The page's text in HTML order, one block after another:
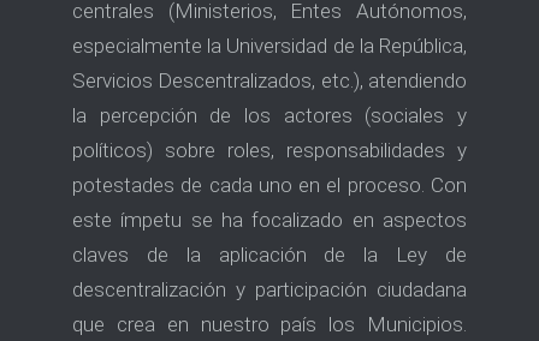
centrales (Ministerios, Entes Autónomos,
especialmente la Universidad de la República,
Servicios Descentralizados, etc.), atendiendo
la percepción de los actores (sociales y
políticos) sobre roles, responsabilidades y
potestades de cada uno en el proceso. Con
este ímpetu se ha focalizado en aspectos
claves de la aplicación de la Ley de
descentralización y participación ciudadana
que crea en nuestro país los Municipios.